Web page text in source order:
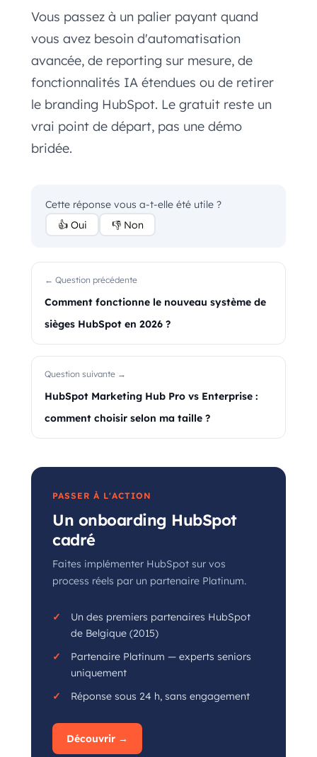
Vous passez à un palier payant quand
vous avez besoin d'automatisation
avancée, de reporting sur mesure, de
fonctionnalités IA étendues ou de retirer
le branding HubSpot. Le gratuit reste un
vrai point de départ, pas une démo
bridée.
Cette réponse vous a-t-elle été utile ?
👍 Oui
👎 Non
← Question précédente
Comment fonctionne le nouveau système de
sièges HubSpot en 2026 ?
Question suivante →
HubSpot Marketing Hub Pro vs Enterprise :
comment choisir selon ma taille ?
PASSER À L'ACTION
Un onboarding HubSpot
cadré
Faites implémenter HubSpot sur vos
process réels par un partenaire Platinum.
Un des premiers partenaires HubSpot
de Belgique (2015)
Partenaire Platinum — experts seniors
uniquement
Réponse sous 24 h, sans engagement
Découvrir →